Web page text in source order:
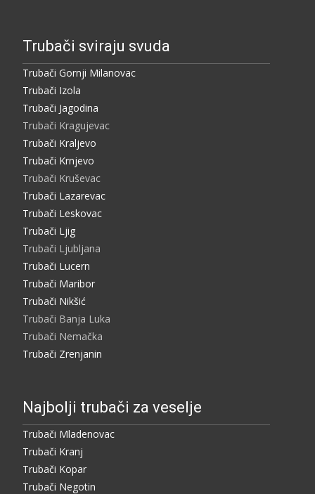
Trubači sviraju svuda
Trubači Gornji Milanovac
Trubači Izola
Trubači Jagodina
Trubači Kragujevac
Trubači Kraljevo
Trubači Krnjevo
Trubači Kruševac
Trubači Lazarevac
Trubači Leskovac
Trubači Ljig
Trubači Ljubljana
Trubači Lucern
Trubači Maribor
Trubači Nikšić
Trubači Banja Luka
Trubači Nemačka
Trubači Zrenjanin
Najbolji trubači za veselje
Trubači Mladenovac
Trubači Kranj
Trubači Kopar
Trubači Negotin